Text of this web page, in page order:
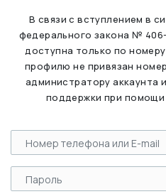
В связи с вступлением в
федерального закона №
доступна только по
профилю не привязан
администратору аккаунта
поддержки при помощи